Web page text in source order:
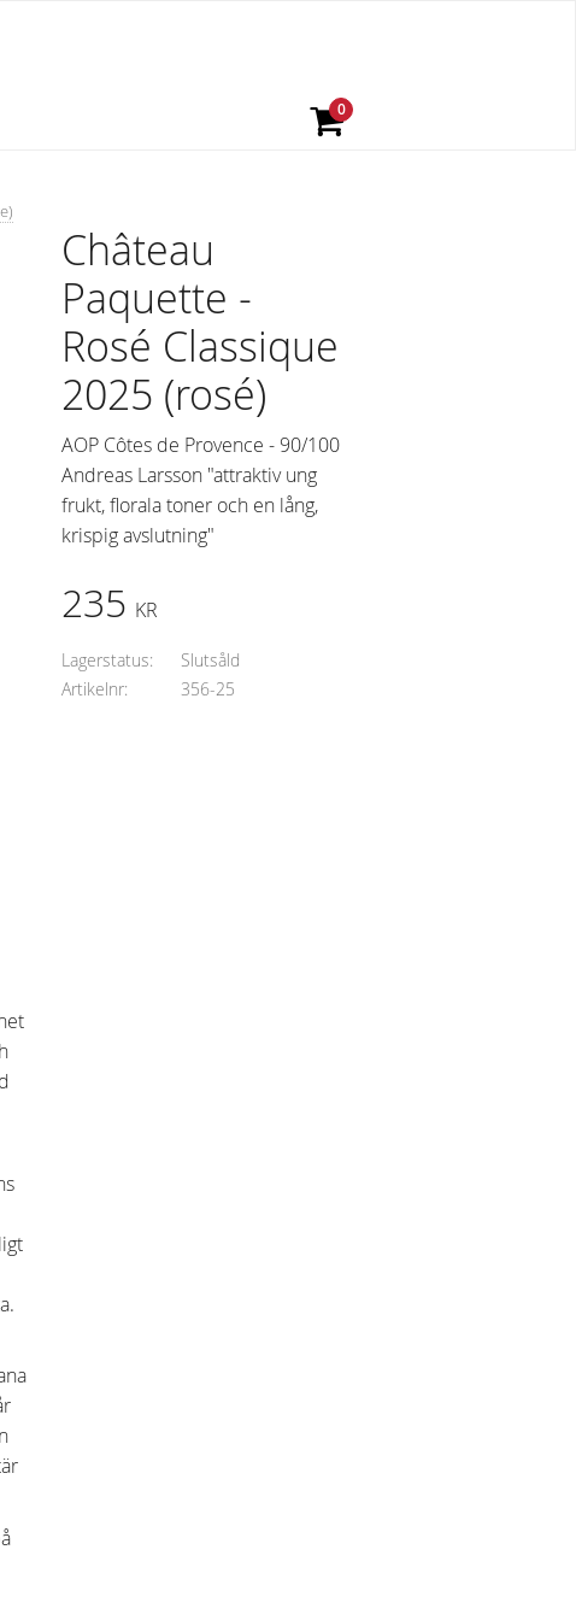
Château
Paquette -
Rosé Classique
2025 (rosé)
AOP Côtes de Provence - 90/100
Andreas Larsson "attraktiv ung
frukt, florala toner och en lång,
krispig avslutning"
235 KR
Lagerstatus
Slutsåld
Artikelnr
356-25